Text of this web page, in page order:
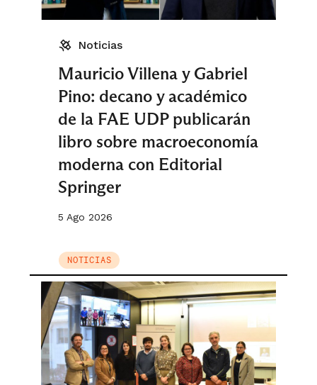
Noticias
Mauricio Villena y Gabriel
Pino: decano y académico
de la FAE UDP publicarán
libro sobre macroeconomía
moderna con Editorial
Springer
5 Ago 2026
NOTICIAS